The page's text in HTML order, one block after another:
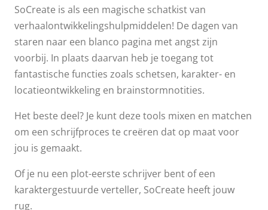
SoCreate is als een magische schatkist van
verhaalontwikkelingshulpmiddelen! De dagen van
staren naar een blanco pagina met angst zijn
voorbij. In plaats daarvan heb je toegang tot
fantastische functies zoals schetsen, karakter- en
locatieontwikkeling en brainstormnotities.
Het beste deel? Je kunt deze tools mixen en matchen
om een schrijfproces te creëren dat op maat voor
jou is gemaakt.
Of je nu een plot-eerste schrijver bent of een
karaktergestuurde verteller, SoCreate heeft jouw
rug.